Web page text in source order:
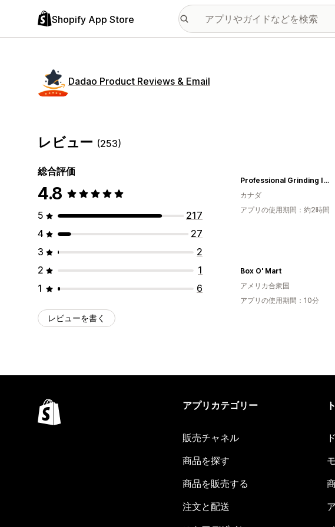
Shopify App Store
Dadao Product Reviews & Email
レビュー (253)
総合評価
4.8
5
217
4
27
3
2
2
1
1
6
レビューを書く
Professional Grinding Inc
カナダ
アプリの使用期間：約2時間
Box O' Mart
アメリカ合衆国
アプリの使用期間：10分
アプリカテゴリー
販売チャネル
商品を探す
商品を販売する
注文と配送